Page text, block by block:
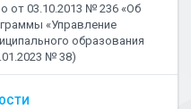
от 03.10.2013 № 236 «Об
«Управление
образования
№ 38)